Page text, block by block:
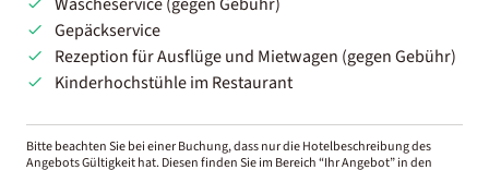
Gepäckservice
Rezeption für Ausflüge und Mietwagen (gegen Gebühr)
Kinderhochstühle im Restaurant
Bitte beachten Sie bei einer Buchung, dass nur die Hotelbeschreibung des
Angebots Gültigkeit hat. Diesen finden Sie im Bereich “Ihr Angebot” in den